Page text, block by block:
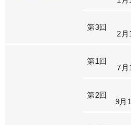
第3回
2月
第1回
7月
第2回
9月